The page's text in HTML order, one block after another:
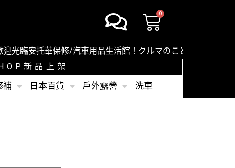
臨安托華保修/汽車用品生活館！クルマのことならオートバッ
新品上架
補 日本百貨 戶外露營 洗車